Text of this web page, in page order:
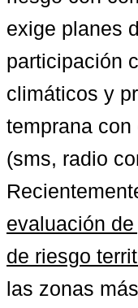
exige planes
participación
climáticos y
temprana
(sms, radio
evaluación
de riesgo
las zonas